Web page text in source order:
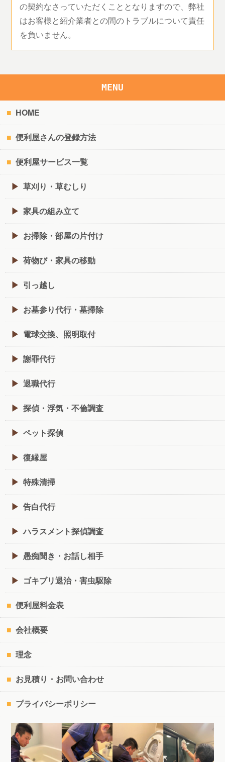
の契約なさっていただくこととなりますので、弊社
はお客様と紹介業者との間のトラブルについて責任
を負いません。
MENU
HOME
便利屋さんの登録方法
便利屋サービス一覧
草刈り・草むしり
家具の組み立て
お掃除・部屋の片付け
荷物び・家具の移動
引っ越し
お墓参り代行・墓掃除
電球交換、照明取付
謝罪代行
退職代行
探偵・浮気・不倫調査
ペット探偵
復縁屋
特殊清掃
告白代行
ハラスメント探偵調査
愚痴聞き・お話し相手
ゴキブリ退治・害虫駆除
便利屋料金表
会社概要
理念
お見積り・お問い合わせ
プライバシーポリシー